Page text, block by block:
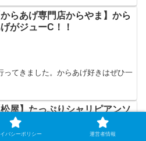
からあげ専門店からやま】から
がジューC！！
てきました。からあげ好きはぜひ一
屋】たっぷりシャリピアンソ
スのポークソテー定食
バシーポリシー 運営者情報